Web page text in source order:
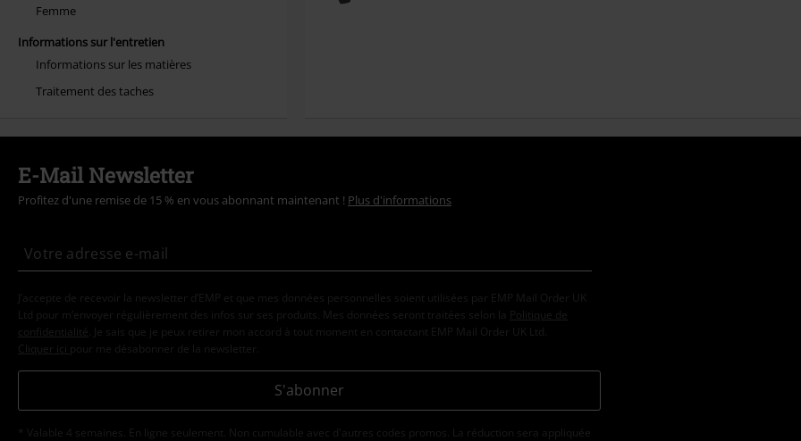
Femme
Informations sur l'entretien
Informations sur les matières
Traitement des taches
E-Mail Newsletter
Profitez d'une remise de 15 % en vous abonnant maintenant ! Plus d'informations
J’accepte de recevoir la newsletter d’EMP et que mes données personnelles soient utilisées par EMP Mail Order UK
Ltd pour m’envoyer régulièrement des infos sur ses produits. Mes données seront traitées selon la
Politique de
confidentialité . Je sais que je peux retirer mon accord à tout moment en contactant EMP Mail Order UK Ltd.
Cliquer ici pour me désabonner de la newsletter.
S'abonner
* Valable 4 semaines. En ligne seulement. Non cumulable avec d'autres codes promos. La réduction sera appliquée